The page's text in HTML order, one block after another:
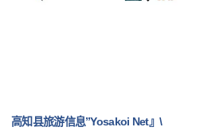
高知县旅游信息”Yosakoi Net』\